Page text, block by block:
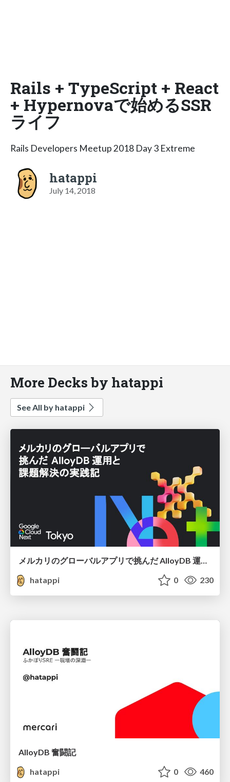
Rails + TypeScript + React
+ Hypernovaで始めるSSR
ライフ
Rails Developers Meetup 2018 Day 3 Extreme
hatappi
July 14, 2018
More Decks by hatappi
See All by hatappi
メルカリのグローバルアプリで挑んだ AlloyDB 運用と課題解決の実践記
hatappi
0 230
AlloyDB 奮闘記
hatappi
0 460